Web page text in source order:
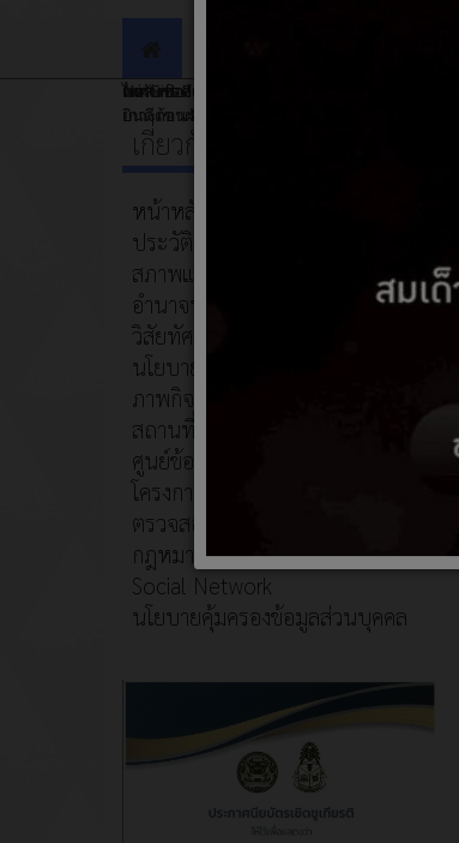
Home
เทศบาลตำบลคลองยาง
ยินดีต้อนรับ
No Gift Policy
ไม่รับของขวัญ
แหล่งท่องเที่ยวในตำบล
เกาะเขาฝาก
เกี่ยวกับหน่วยงาน
หน้าหลัก
ประวัติความเป็นมา
สภาพและข้อมูลพื้นฐาน
อำนาจหน้าที่
วิสัยทัศน์/พันธกิจ
นโยบายการบริหารงาน
ภาพกิจกรรม
สถานที่ท่องเที่ยว
ศูนย์ข้อมูลสำหรับนักท่องเที่ยว
โครงการอนุรักษ์พันธุกรรมพืช
ตรวจสอบภายใน
กฎหมายที่เกี่ยวข้อง
Social Network
นโยบายคุ้มครองข้อมูลส่วนบุคคล